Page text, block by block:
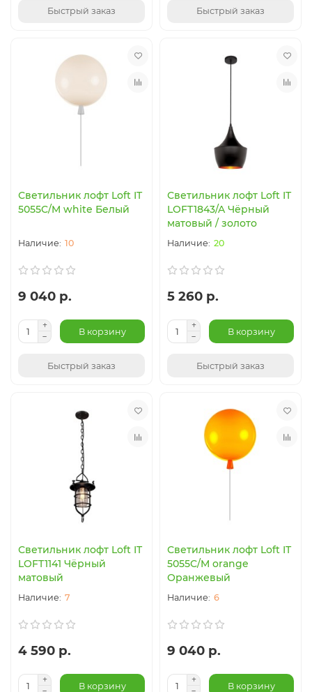
Быстрый заказ Быстрый заказ
Светильник лофт Loft IT
5055C/M white Белый
10
9 040 р.
В корзину
Быстрый заказ
Светильник лофт Loft IT
LOFT1843/A Чёрный
матовый / золото
20
5 260 р.
В корзину
Быстрый заказ
Светильник лофт Loft IT
LOFT1141 Чёрный
матовый
7
4 590 р.
В корзину
Светильник лофт Loft IT
5055C/M orange
Оранжевый
6
9 040 р.
В корзину